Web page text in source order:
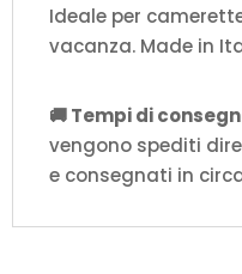
Ideale per
vacanza. Made in
🚚 Tempi di
vengono spediti
e consegnati in